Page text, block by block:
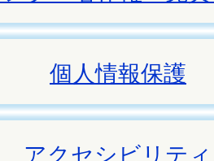
個人情報保護
アクセシビリティ